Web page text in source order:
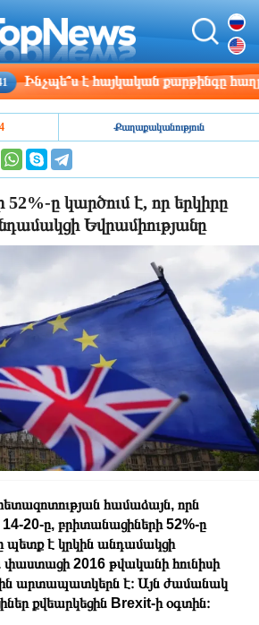
է հայկական քարթինգը
Քաղաքականություն
ը կարծում է, որ երկիրը
Եվրամիությանը
համաձայն, որն
14-20-ը, բրիտանացիների 52%-ը
պետք է կրկին անդամակցի
փաստացի 2016 թվականի հունիսի
արտապատկերն է։ Այն ժամանակ
քվեարկեցին Brexit-ի օգտին։